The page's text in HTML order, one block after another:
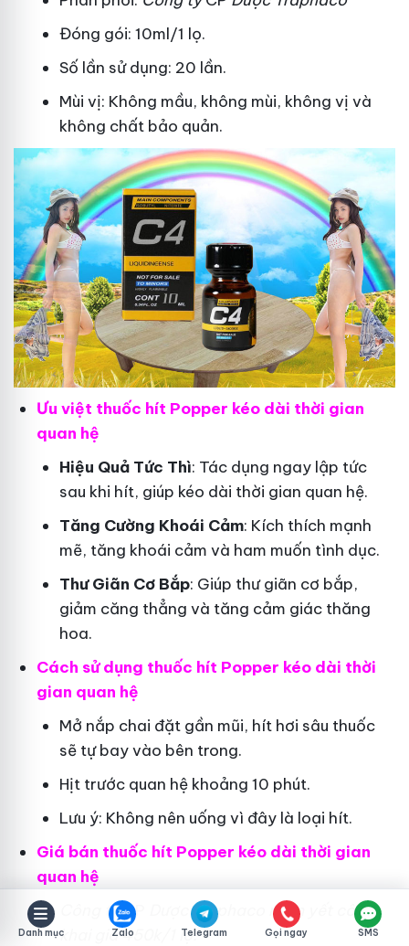
Đóng gói: 10ml/1 lọ.
Số lần sử dụng: 20 lần.
Mùi vị: Không mầu, không mùi, không vị và
không chất bảo quản.
Ưu việt thuốc hít Popper kéo dài thời gian
quan hệ
Hiệu Quả Tức Thì: Tác dụng ngay lập tức
sau khi hít, giúp kéo dài thời gian quan hệ.
Tăng Cường Khoái Cảm: Kích thích mạnh
mẽ, tăng khoái cảm và ham muốn tình dục.
Thư Giãn Cơ Bắp: Giúp thư giãn cơ bắp,
giảm căng thẳng và tăng cảm giác thăng
hoa.
Cách sử dụng thuốc hít Popper kéo dài thời
gian quan hệ
Mở nắp chai đặt gần mũi, hít hơi sâu thuốc
sẽ tự bay vào bên trong.
Hịt trước quan hệ khoảng 10 phút.
Lưu ý: Không nên uống vì đây là loại hít.
Giá bán thuốc hít Popper kéo dài thời gian
quan hệ
Công tyCP Dược Traphaco
niêm yết công
khai giá 450k/1 lọ.
Danh mục Zalo Telegram Gọi ngay SMS